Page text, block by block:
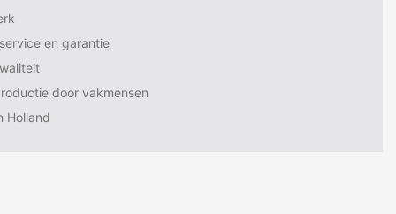
en garantie
door vakmensen
Holland